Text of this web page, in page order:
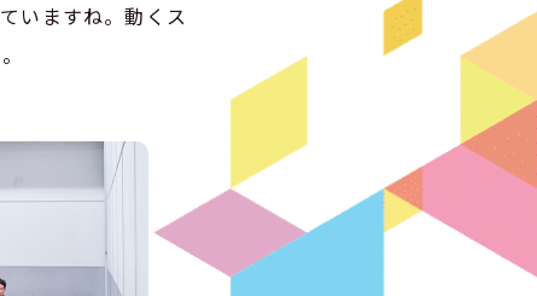
いますね。動くス